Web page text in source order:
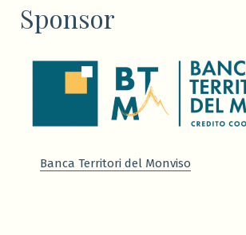
Sponsor
Banca Territori del Monviso